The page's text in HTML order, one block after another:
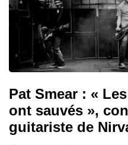
Pat Smear : «
ont sauvés »,
guitariste de